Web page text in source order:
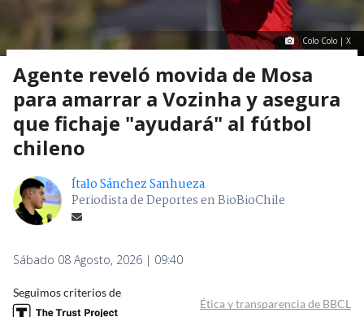
Colo Colo | X
Agente reveló movida de Mosa
para amarrar a Vozinha y asegura
que fichaje "ayudará" al fútbol
chileno
Ítalo Sánchez Sanhueza
Periodista de Deportes en BioBioChile
Sábado 08 Agosto, 2026 | 09:40
Seguimos criterios de
Ética y transparencia de BBCL